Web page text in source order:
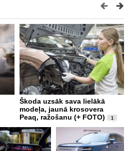
Škoda uzsāk sava lielākā
modeļa, jaunā krosovera
Peaq, ražošanu (+ FOTO)
1